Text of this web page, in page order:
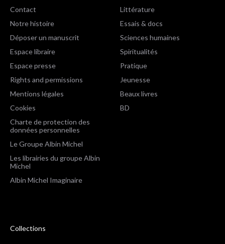
Contact
Notre histoire
Déposer un manuscrit
Espace libraire
Espace presse
Rights and permissions
Mentions légales
Cookies
Charte de protection des
données personnelles
Le Groupe Albin Michel
Les librairies du groupe Albin
Michel
Albin Michel Imaginaire
Littérature
Essais & docs
Sciences humaines
Spiritualités
Pratique
Jeunesse
Beaux livres
BD
Collections